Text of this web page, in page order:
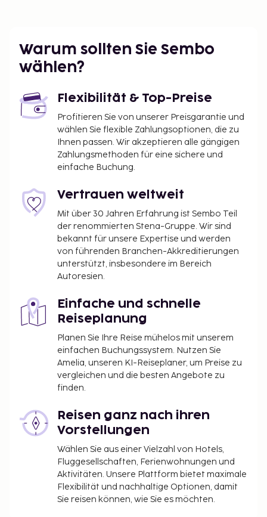
Warum sollten Sie Sembo
wählen?
Flexibilität & Top-Preise
Profitieren Sie von unserer Preisgarantie und
wählen Sie flexible Zahlungsoptionen, die zu
Ihnen passen. Wir akzeptieren alle gängigen
Zahlungsmethoden für eine sichere und
einfache Buchung.
Vertrauen weltweit
Mit über 30 Jahren Erfahrung ist Sembo Teil
der renommierten Stena-Gruppe. Wir sind
bekannt für unsere Expertise und werden
von führenden Branchen-Akkreditierungen
unterstützt, insbesondere im Bereich
Autoresien.
Einfache und schnelle
Reiseplanung
Planen Sie Ihre Reise mühelos mit unserem
einfachen Buchungssystem. Nutzen Sie
Amelia, unseren KI-Reiseplaner, um Preise zu
vergleichen und die besten Angebote zu
finden.
Reisen ganz nach ihren
Vorstellungen
Wählen Sie aus einer Vielzahl von Hotels,
Fluggesellschaften, Ferienwohnungen und
Aktivitäten. Unsere Plattform bietet maximale
Flexibilität und nachhaltige Optionen, damit
Sie reisen können, wie Sie es möchten.